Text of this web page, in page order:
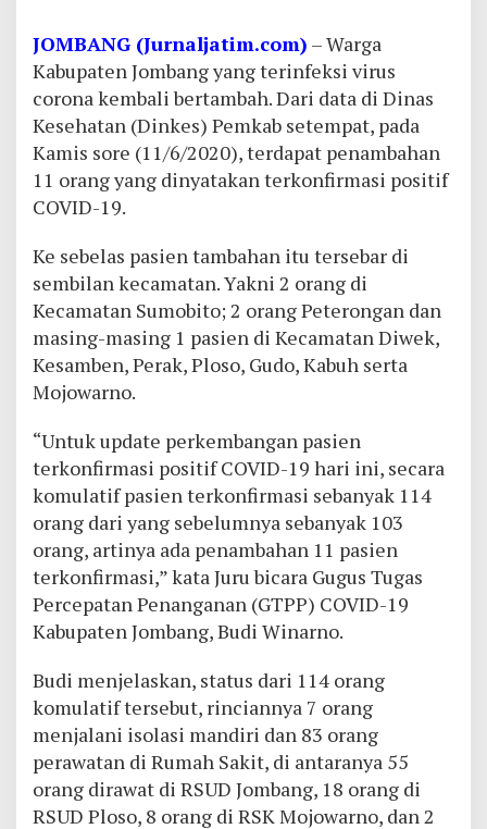
JOMBANG (Jurnaljatim.com) – Warga
Kabupaten Jombang yang terinfeksi virus
corona kembali bertambah. Dari data di Dinas
Kesehatan (Dinkes) Pemkab setempat, pada
Kamis sore (11/6/2020), terdapat penambahan
11 orang yang dinyatakan terkonfirmasi positif
COVID-19.
Ke sebelas pasien tambahan itu tersebar di
sembilan kecamatan. Yakni 2 orang di
Kecamatan Sumobito; 2 orang Peterongan dan
masing-masing 1 pasien di Kecamatan Diwek,
Kesamben, Perak, Ploso, Gudo, Kabuh serta
Mojowarno.
“Untuk update perkembangan pasien
terkonfirmasi positif COVID-19 hari ini, secara
komulatif pasien terkonfirmasi sebanyak 114
orang dari yang sebelumnya sebanyak 103
orang, artinya ada penambahan 11 pasien
terkonfirmasi,” kata Juru bicara Gugus Tugas
Percepatan Penanganan (GTPP) COVID-19
Kabupaten Jombang, Budi Winarno.
Budi menjelaskan, status dari 114 orang
komulatif tersebut, rinciannya 7 orang
menjalani isolasi mandiri dan 83 orang
perawatan di Rumah Sakit, di antaranya 55
orang dirawat di RSUD Jombang, 18 orang di
RSUD Ploso, 8 orang di RSK Mojowarno, dan 2